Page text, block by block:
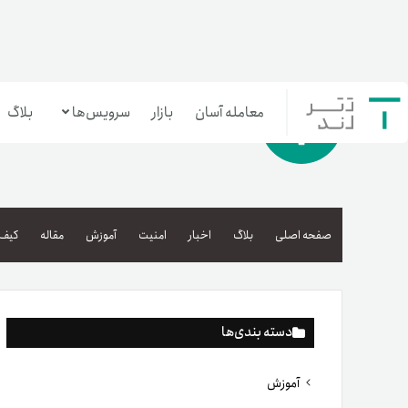
معامله آسان بازار سرویس‌ها
بازار تترلند
سرمایه‌گذاری آسان
بلاگ
صفحه اصلی بلاگ اخبار امنیت آموزش مقاله
دسته بندی‌ها
آموزش